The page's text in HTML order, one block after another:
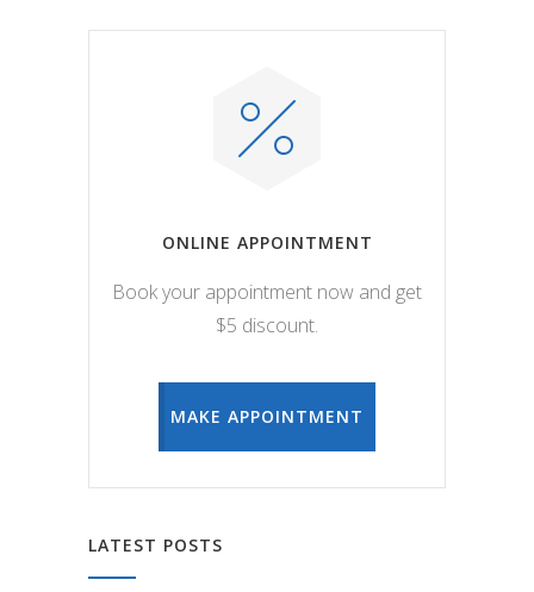
ONLINE APPOINTMENT
Book your appointment now and get
$5 discount.
MAKE APPOINTMENT
LATEST POSTS